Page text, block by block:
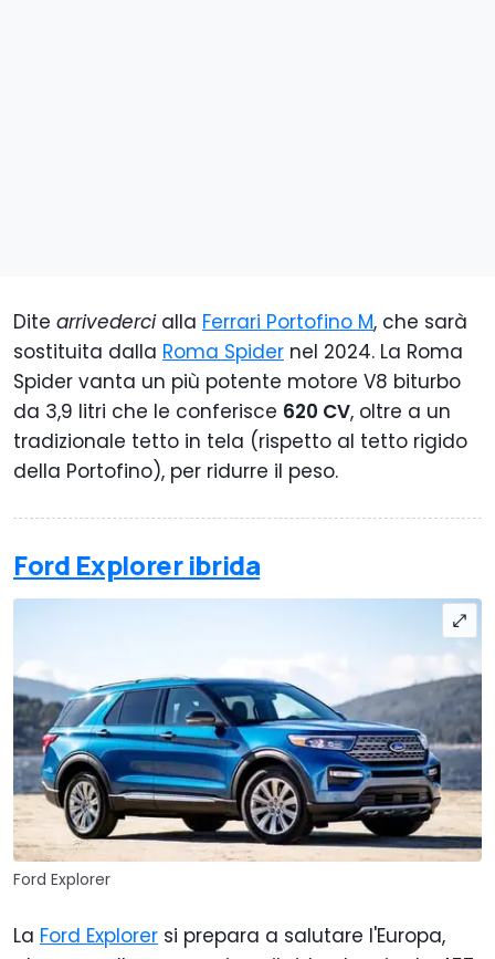
Dite arrivedercialla Ferrari Portofino M, che sarà
sostituita dalla Roma Spider nel 2024. La Roma
Spider vanta un più potente motore V8 biturbo
da 3,9 litri che le conferisce 620 CV, oltre a un
tradizionale tetto in tela (rispetto al tetto rigido
della Portofino), per ridurre il peso.
Ford Explorer ibrida
Ford Explorer
La Ford Explorer si prepara a salutare l'Europa,